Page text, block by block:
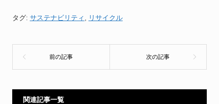
タグ: サステナビリティ リサイクル
関連記事一覧